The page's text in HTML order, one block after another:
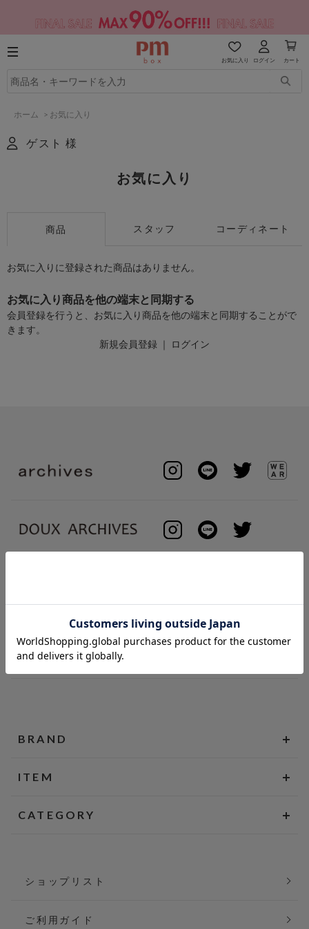
お気に入り ログイン カート
ホーム > お気に入り
ゲスト 様
お気に入り
商品 スタッフ コーディネート
お気に入りに登録された商品はありません。
お気に入り商品を他の端末と同期する
会員登録を行うと、お気に入り商品を他の端末と同期することがで
きます。
新規会員登録 ｜ ログイン
BRAND
ITEM
CATEGORY
ショップリスト
ご利用ガイド